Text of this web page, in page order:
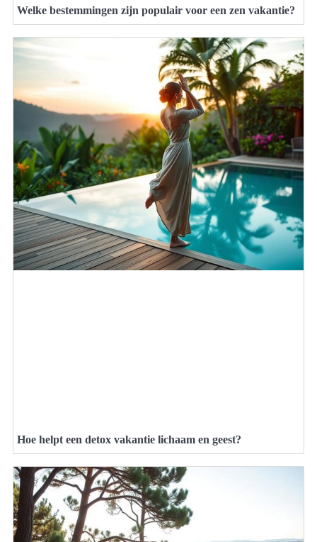
Welke bestemmingen zijn populair voor een zen vakantie?
Hoe helpt een detox vakantie lichaam en geest?